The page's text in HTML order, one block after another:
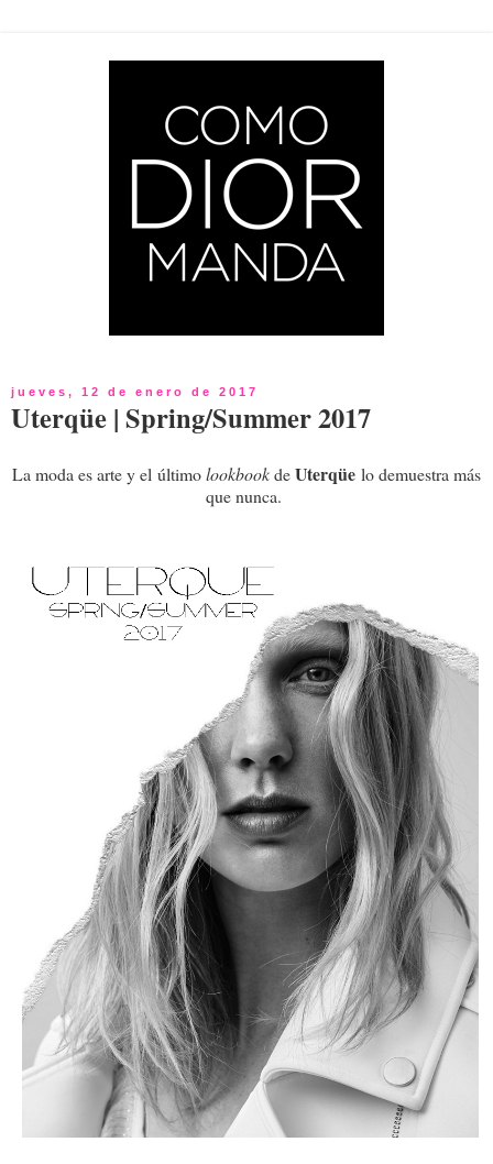
jueves, 12 de enero de 2017
Uterqüe | Spring/Summer 2017
La moda es arte y el últimolookbookdeUterqüe lo demuestra más
que nunca.